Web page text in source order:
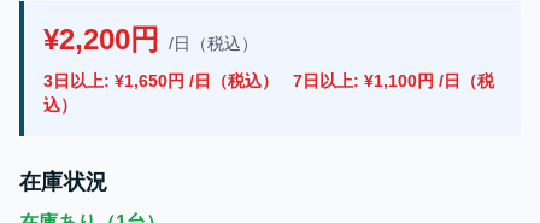
¥2,200円
/日（税込）
3日以上: ¥1,650円 /日（税込）
7日以上: ¥1,100円 /日（税
込）
在庫状況